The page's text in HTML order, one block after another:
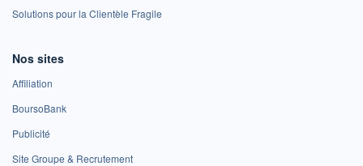
Solutions pour la Clientèle Fragile
Nos sites
Affiliation
BoursoBank
Publicité
Site Groupe & Recrutement